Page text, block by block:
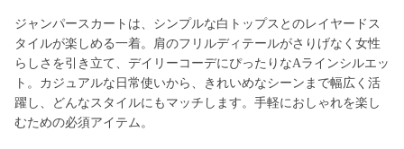
ジャンパースカートは、シンプルな白トップスとのレイヤードス
タイルが楽しめる一着。肩のフリルディテールがさりげなく女性
らしさを引き立て、デイリーコーデにぴったりなAラインシルエッ
ト。カジュアルな日常使いから、きれいめなシーンまで幅広く活
躍し、どんなスタイルにもマッチします。手軽におしゃれを楽し
むための必須アイテム。